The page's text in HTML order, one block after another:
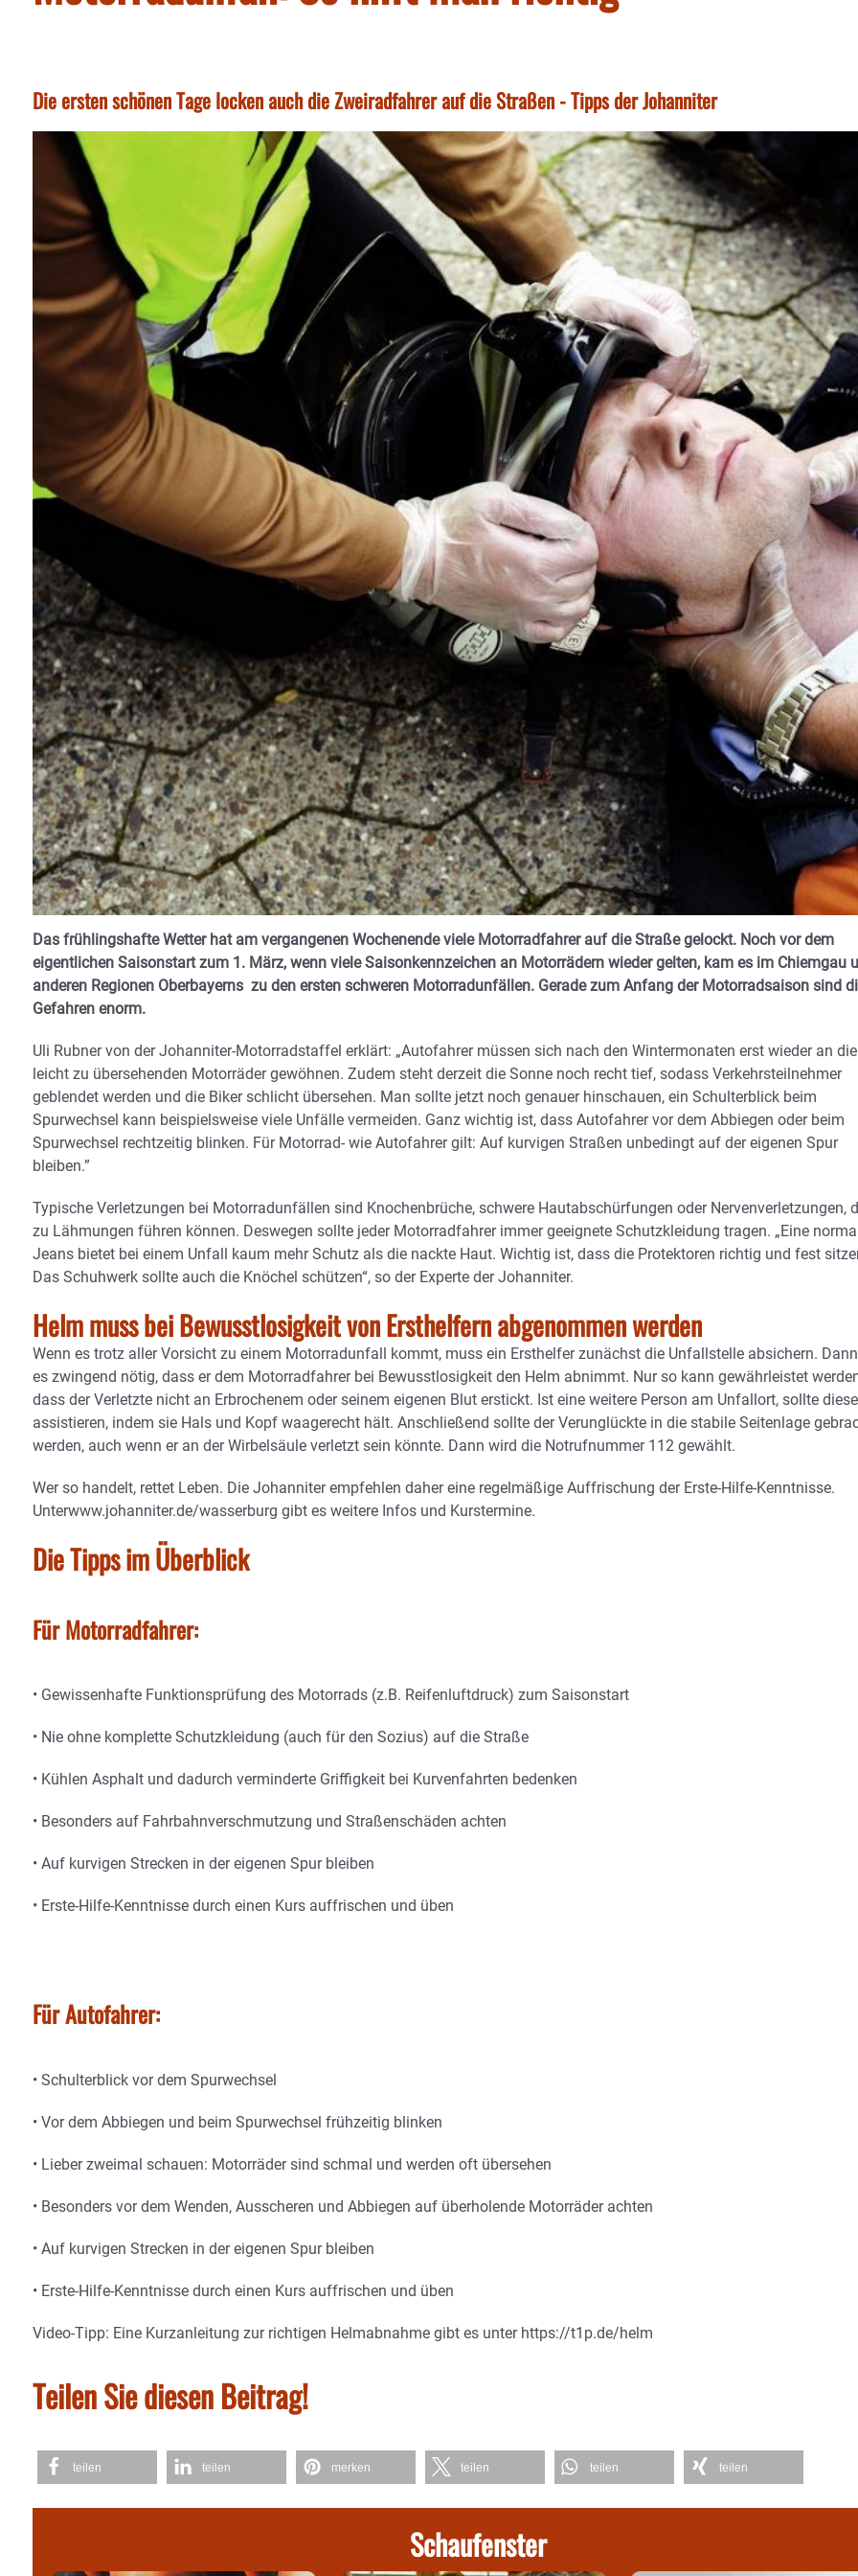
Die ersten schönen Tage locken auch die Zweiradfahrer auf die Straßen - Tipps der Johanniter
Das frühlingshafte Wetter hat am vergangenen Wochenende viele Motorradfahrer auf die Straße gelockt. Noch vor dem
eigentlichen Saisonstart zum 1. März, wenn viele Saisonkennzeichen an Motorrädern wieder gelten, kam es im Chiemgau
anderen Regionen Oberbayerns zu den ersten schweren Motorradunfällen. Gerade zum Anfang der Motorradsaison sind
Gefahren enorm.
Uli Rubner von der Johanniter-Motorradstaffel erklärt: „Autofahrer müssen sich nach den Wintermonaten erst wieder an die
leicht zu übersehenden Motorräder gewöhnen. Zudem steht derzeit die Sonne noch recht tief, sodass Verkehrsteilnehmer
geblendet werden und die Biker schlicht übersehen. Man sollte jetzt noch genauer hinschauen, ein Schulterblick beim
Spurwechsel kann beispielsweise viele Unfälle vermeiden. Ganz wichtig ist, dass Autofahrer vor dem Abbiegen oder beim
Spurwechsel rechtzeitig blinken. Für Motorrad- wie Autofahrer gilt: Auf kurvigen Straßen unbedingt auf der eigenen Spur
bleiben.”
Typische Verletzungen bei Motorradunfällen sind Knochenbrüche, schwere Hautabschürfungen oder Nervenverletzungen,
zu Lähmungen führen können. Deswegen sollte jeder Motorradfahrer immer geeignete Schutzkleidung tragen. „Eine
Jeans bietet bei einem Unfall kaum mehr Schutz als die nackte Haut. Wichtig ist, dass die Protektoren richtig und fest
Das Schuhwerk sollte auch die Knöchel schützen“, so der Experte der Johanniter.
Helm muss bei Bewusstlosigkeit von Ersthelfern abgenommen werden
Wenn es trotz aller Vorsicht zu einem Motorradunfall kommt, muss ein Ersthelfer zunächst die Unfallstelle absichern.
es zwingend nötig, dass er dem Motorradfahrer bei Bewusstlosigkeit den Helm abnimmt. Nur so kann gewährleistet
dass der Verletzte nicht an Erbrochenem oder seinem eigenen Blut erstickt. Ist eine weitere Person am Unfallort, sollte diese
assistieren, indem sie Hals und Kopf waagerecht hält. Anschließend sollte der Verunglückte in die stabile Seitenlage
werden, auch wenn er an der Wirbelsäule verletzt sein könnte. Dann wird die Notrufnummer 112 gewählt.
Wer so handelt, rettet Leben. Die Johanniter empfehlen daher eine regelmäßige Auffrischung der Erste-Hilfe-Kenntnisse.
Unterwww.johanniter.de/wasserburg gibt es weitere Infos und Kurstermine.
Die Tipps im Überblick
Für Motorradfahrer:
• Gewissenhafte Funktionsprüfung des Motorrads (z.B. Reifenluftdruck) zum Saisonstart
• Nie ohne komplette Schutzkleidung (auch für den Sozius) auf die Straße
• Kühlen Asphalt und dadurch verminderte Griffigkeit bei Kurvenfahrten bedenken
• Besonders auf Fahrbahnverschmutzung und Straßenschäden achten
• Auf kurvigen Strecken in der eigenen Spur bleiben
• Erste-Hilfe-Kenntnisse durch einen Kurs auffrischen und üben
Für Autofahrer:
• Schulterblick vor dem Spurwechsel
• Vor dem Abbiegen und beim Spurwechsel frühzeitig blinken
• Lieber zweimal schauen: Motorräder sind schmal und werden oft übersehen
• Besonders vor dem Wenden, Ausscheren und Abbiegen auf überholende Motorräder achten
• Auf kurvigen Strecken in der eigenen Spur bleiben
• Erste-Hilfe-Kenntnisse durch einen Kurs auffrischen und üben
Video-Tipp: Eine Kurzanleitung zur richtigen Helmabnahme gibt es unter https://t1p.de/helm
Teilen Sie diesen Beitrag!
teilen teilen merken teilen teilen teilen
Schaufenster